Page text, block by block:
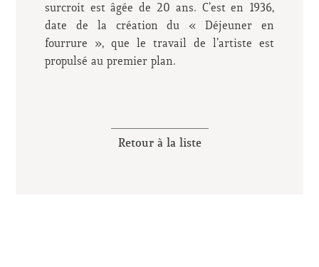
surcroit est âgée de 20 ans. C’est en 1936,
date de la création du « Déjeuner en
fourrure », que le travail de l’artiste est
propulsé au premier plan.
Retour à la liste